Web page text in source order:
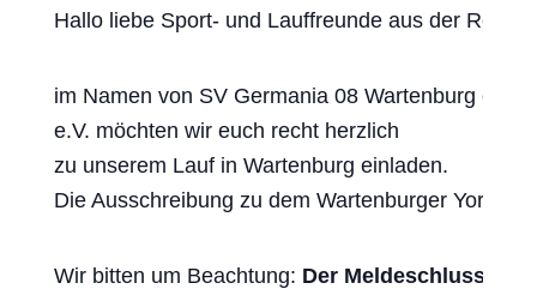
Hallo liebe Sport- und Lauffreunde aus der
im Namen von SV Germania 08 Wartenburg e.V.
e.V. möchten wir euch recht herzlich
zu unserem Lauf in Wartenburg einladen.
Die Ausschreibung zu dem Wartenburger Yorck-
Wir bitten um Beachtung: Der Meldeschluss ist